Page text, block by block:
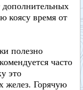
дополнительных
коясу время от
полезно
часто
это
желез. Горячую